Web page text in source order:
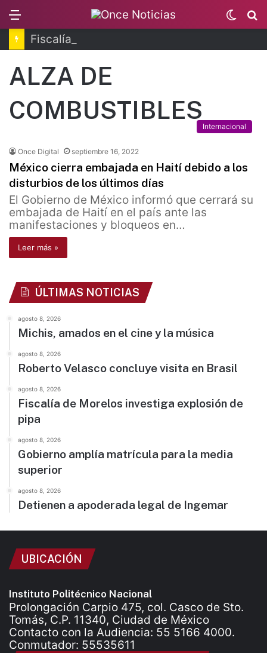
Switch
skin
ALZA DE
COMBUSTIBLES
Internacional
Once Digital septiembre 16, 2022
México cierra embajada en Haití debido a los
disturbios de los últimos días
El Gobierno de México informó que cerrará su
embajada de Haití en el país ante las
manifestaciones y bloqueos en…
Leer más »
ÚLTIMAS NOTICIAS
agosto 8, 2026
Michis, amados en el cine y la música
agosto 8, 2026
Roberto Velasco concluye visita en Brasil
agosto 8, 2026
Fiscalía de Morelos investiga explosión de
pipa
agosto 8, 2026
Gobierno amplía matrícula para la media
superior
agosto 8, 2026
Detienen a apoderada legal de Ingemar
UBICACIÓN
Instituto Politécnico Nacional
Prolongación Carpio 475, col. Casco de Sto.
Tomás, C.P. 11340, Ciudad de México
Contacto con la Audiencia: 55 5166 4000.
Conmutador: 55535611